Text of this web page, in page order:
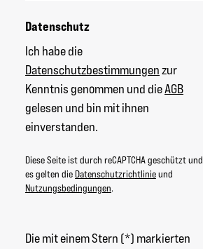
Datenschutz
Ich habe die
Datenschutzbestimmungenzur
Kenntnis genommen und dieAGB
gelesen und bin mit ihnen
einverstanden.
Diese Seite ist durch reCAPTCHA geschützt und
es gelten die Datenschutzrichtlinieund
Nutzungsbedingungen.
Die mit einem Stern (*) markierten